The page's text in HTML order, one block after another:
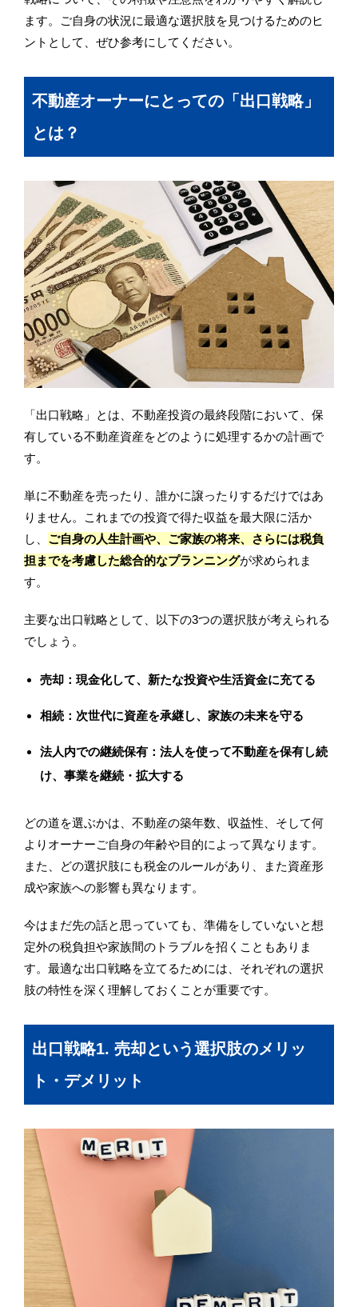
ます。ご自身の状況に最適な選択肢を見つけるためのヒ
ントとして、ぜひ参考にしてください。
不動産オーナーにとっての「出口戦略」
とは？
「出口戦略」とは、不動産投資の最終段階において、保
有している不動産資産をどのように処理するかの計画で
す。
単に不動産を売ったり、誰かに譲ったりするだけではあ
りません。これまでの投資で得た収益を最大限に活か
し、 ご自身の人生計画や、ご家族の将来、さらには税負
担までを考慮した総合的なプランニングが求められま
す。
主要な出口戦略として、以下の3つの選択肢が考えられる
でしょう。
売却：現金化して、新たな投資や生活資金に充てる
相続：次世代に資産を承継し、家族の未来を守る
法人内での継続保有：法人を使って不動産を保有し続
け、事業を継続・拡大する
どの道を選ぶかは、不動産の築年数、収益性、そして何
よりオーナーご自身の年齢や目的によって異なります。
また、どの選択肢にも税金のルールがあり、また資産形
成や家族への影響も異なります。
今はまだ先の話と思っていても、準備をしていないと想
定外の税負担や家族間のトラブルを招くこともありま
す。最適な出口戦略を立てるためには、それぞれの選択
肢の特性を深く理解しておくことが重要です。
出口戦略1. 売却という選択肢のメリッ
ト・デメリット